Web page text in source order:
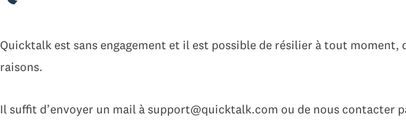
Quicktalk est sans engagement et il est possible de résilier à tout moment,
raisons.
Il suffit d’envoyer un mail à support@quicktalk.com ou de nous contacter